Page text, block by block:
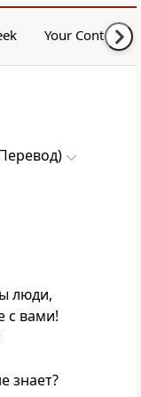
Your Content
люди,
с вами!
знает?